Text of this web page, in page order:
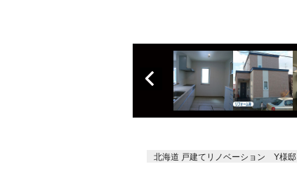
北海道 戸建てリノベーション Y様邸